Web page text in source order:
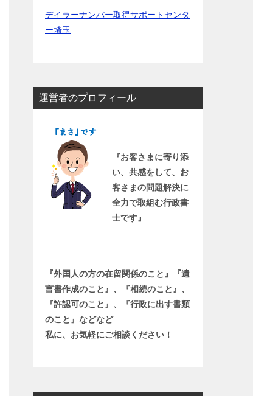
デイラーナンバー取得サポートセンタ
ー埼玉
運営者のプロフィール
『お客さまに寄り添
い、共感をして、お
客さまの問題解決に
全力で取組む行政書
士です』
『外国人の方の在留関係のこと』『遺
言書作成のこと』、『相続のこと』、
『許認可のこと』、『行政に出す書類
のこと』などなど
私に、お気軽にご相談ください！